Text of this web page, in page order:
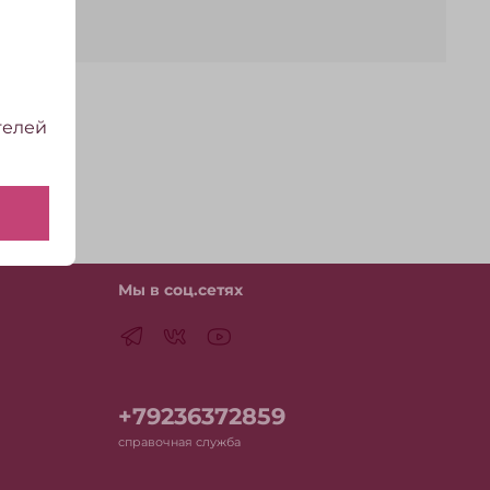
Мы в соц.сетях
+79236372859
справочная служба